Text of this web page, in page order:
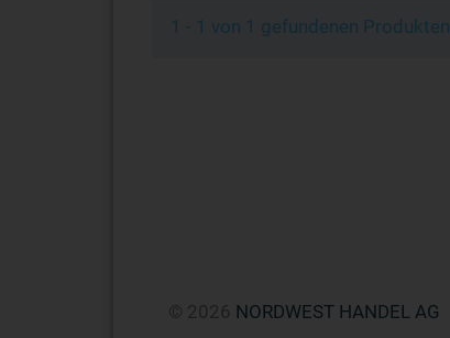
1 - 1 von 1 gefundenen Produkten
NORDWEST HANDEL AG